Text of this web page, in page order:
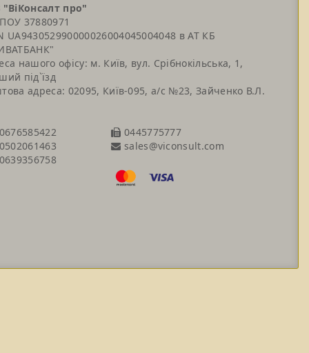
про"
37880971
UA943052990000026004045004048 в АТ КБ
нашого офісу: м. Київ, вул. Срібнокільська, 1,
під`їзд
адреса: 02095, Київ-095, а/с №23, Зайченко В.Л.
0502061463
0445775777
sales@viconsult.com